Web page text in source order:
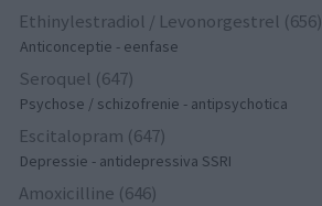
Ethinylestradiol / Levonorgestrel (656)
Anticonceptie - eenfase
Seroquel (647)
Psychose / schizofrenie - antipsychotica
Escitalopram (647)
Depressie - antidepressiva SSRI
Amoxicilline (646)